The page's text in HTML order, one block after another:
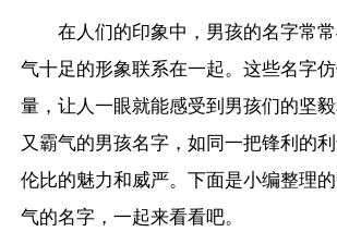
在人们的印象中，男孩的名字常
气十足的形象联系在一起。这些名字
量，让人一眼就能感受到男孩们的坚
又霸气的男孩名字，如同一把锋利的
伦比的魅力和威严。下面是小编整理
气的名字，一起来看看吧。